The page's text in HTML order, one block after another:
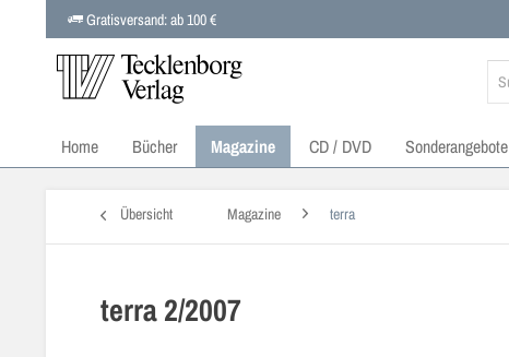
Gratisversand: ab 100 €
Home Bücher Magazine CD / DVD Sonderangebote
Übersicht Magazine terra
terra 2/2007